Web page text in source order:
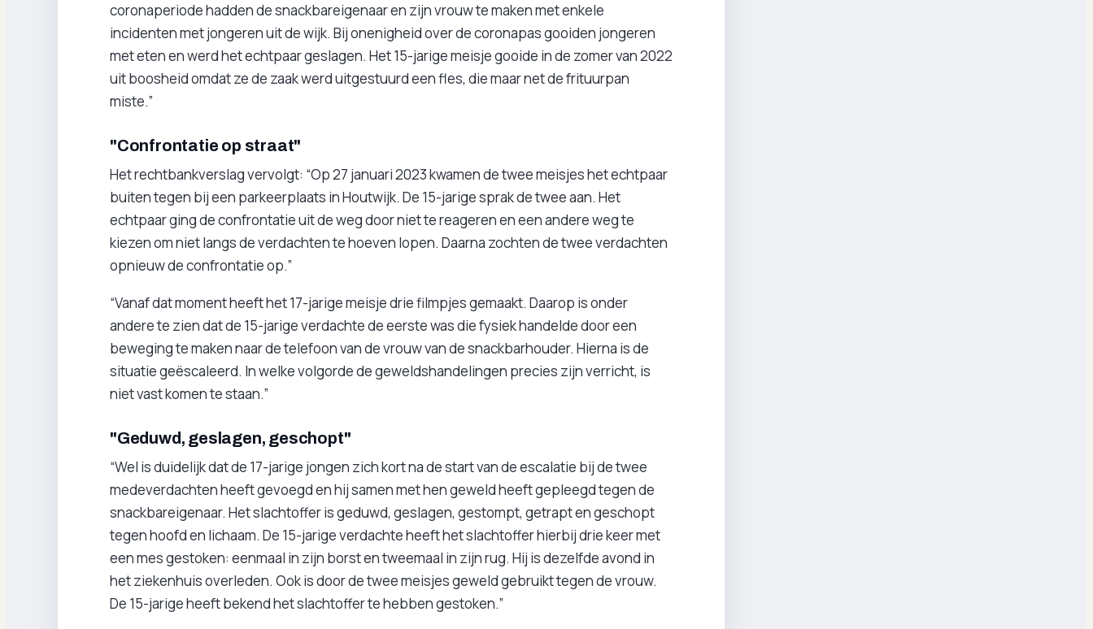
coronaperiode hadden de snackbareigenaar en zijn vrouw te maken met enkele
incidenten met jongeren uit de wijk. Bij onenigheid over de coronapas gooiden jongeren
met eten en werd het echtpaar geslagen. Het 15-jarige meisje gooide in de zomer van 2022
uit boosheid omdat ze de zaak werd uitgestuurd een fles, die maar net de frituurpan
miste.”
"Confrontatie op straat"
Het rechtbankverslag vervolgt: “Op 27 januari 2023 kwamen de twee meisjes het echtpaar
buiten tegen bij een parkeerplaats in Houtwijk. De 15-jarige sprak de twee aan. Het
echtpaar ging de confrontatie uit de weg door niet te reageren en een andere weg te
kiezen om niet langs de verdachten te hoeven lopen. Daarna zochten de twee verdachten
opnieuw de confrontatie op.”
“Vanaf dat moment heeft het 17-jarige meisje drie filmpjes gemaakt. Daarop is onder
andere te zien dat de 15-jarige verdachte de eerste was die fysiek handelde door een
beweging te maken naar de telefoon van de vrouw van de snackbarhouder. Hierna is de
situatie geëscaleerd. In welke volgorde de geweldshandelingen precies zijn verricht, is
niet vast komen te staan.”
"Geduwd, geslagen, geschopt"
“Wel is duidelijk dat de 17-jarige jongen zich kort na de start van de escalatie bij de twee
medeverdachten heeft gevoegd en hij samen met hen geweld heeft gepleegd tegen de
snackbareigenaar. Het slachtoffer is geduwd, geslagen, gestompt, getrapt en geschopt
tegen hoofd en lichaam. De 15-jarige verdachte heeft het slachtoffer hierbij drie keer met
een mes gestoken: eenmaal in zijn borst en tweemaal in zijn rug. Hij is dezelfde avond in
het ziekenhuis overleden. Ook is door de twee meisjes geweld gebruikt tegen de vrouw.
De 15-jarige heeft bekend het slachtoffer te hebben gestoken.”